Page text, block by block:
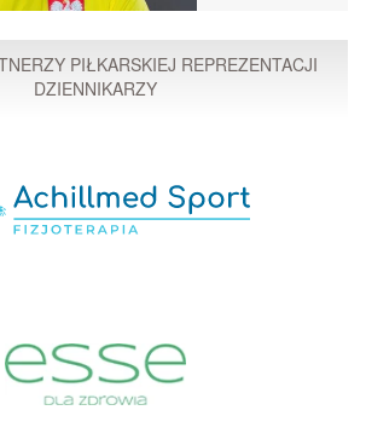
PIŁKARSKIEJ REPREZENTACJI
DZIENNIKARZY